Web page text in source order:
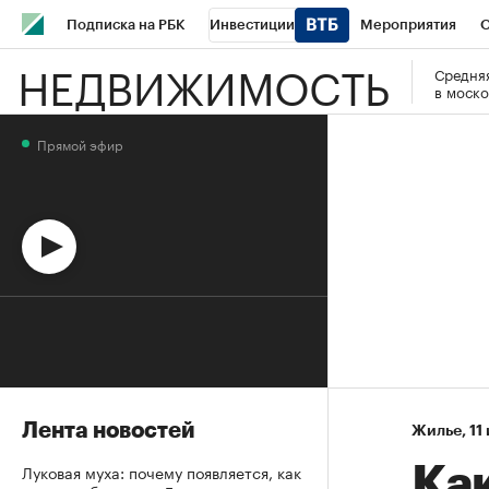
Подписка на РБК Инвестиции Мероприятия
Школа управления РБК РБК Образование РБК Курсы
НЕДВИЖИМОСТЬ
в
Жилье⁠,
Прямой эфир
Лента новостей
Луковая муха: почему появляется, как